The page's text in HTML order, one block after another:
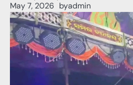
May 7, 2026 byadmin